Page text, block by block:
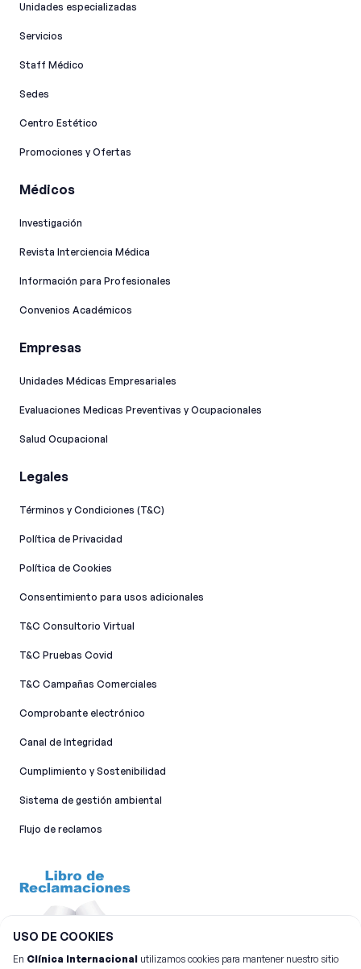
Unidades especializadas
Servicios
Staff Médico
Sedes
Centro Estético
Promociones y Ofertas
Médicos
Investigación
Revista Interciencia Médica
Información para Profesionales
Convenios Académicos
Empresas
Unidades Médicas Empresariales
Evaluaciones Medicas Preventivas y Ocupacionales
Salud Ocupacional
Legales
Términos y Condiciones (T&C)
Política de Privacidad
Política de Cookies
Consentimiento para usos adicionales
T&C Consultorio Virtual
T&C Pruebas Covid
T&C Campañas Comerciales
Comprobante electrónico
Canal de Integridad​
Cumplimiento y Sostenibilidad
Sistema de gestión ambiental
Flujo de reclamos
USO DE COOKIES
En Clínica Internacional utilizamos cookies para mantener nuestro sitio